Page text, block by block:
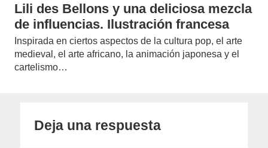
Lili des Bellons y una deliciosa mezcla
de influencias. Ilustración francesa
Inspirada en ciertos aspectos de la cultura pop, el arte
medieval, el arte africano, la animación japonesa y el
cartelismo…
Deja una respuesta